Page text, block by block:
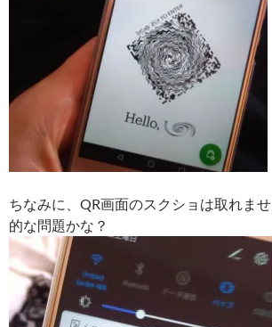
ちなみに、QR画面のスクショは取れま
的な問題かな？